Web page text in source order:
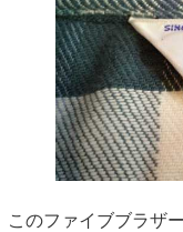
このファイブブラザ